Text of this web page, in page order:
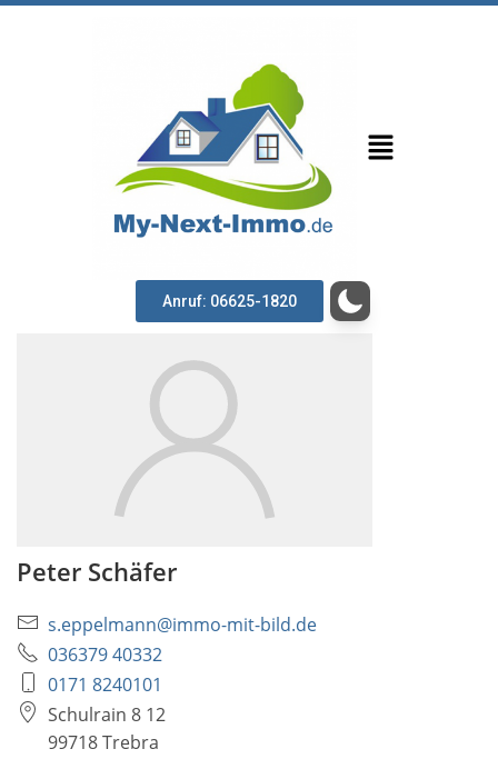
Anruf: 06625-1820
Peter Schäfer
s.eppelmann@immo-mit-bild.de
036379 40332
0171 8240101
Schulrain 8 12
99718 Trebra